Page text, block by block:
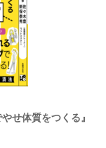
せ体質をつくる』